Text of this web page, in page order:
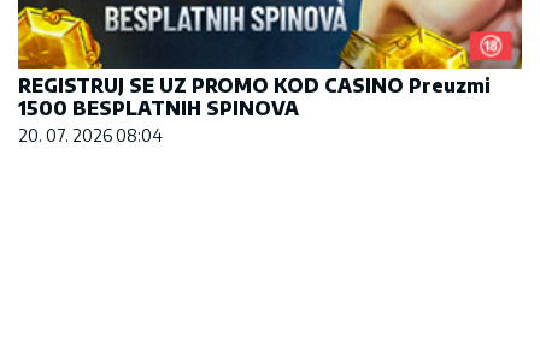
REGISTRUJ SE UZ PROMO KOD CASINO Preuzmi
1500 BESPLATNIH SPINOVA
20. 07. 2026 08:04